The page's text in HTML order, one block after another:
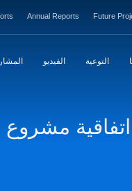
Annual Reports Future
الفيديو التوعية
مشروع